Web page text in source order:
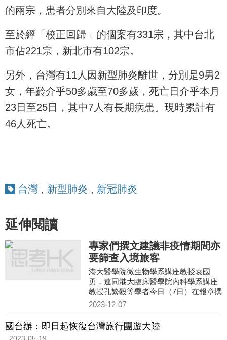
的兩宗，患者分別來自大陸及印度。
至於經「校正回歸」的個案有331宗，其中台北
市佔221宗，新北市有102宗。
另外，台灣有11人因新型肺炎離世，分別是9男2
女，年齡介乎50多歲至70多歲，死亡日介乎本月
23日至25日，其中7人有長期病患。現時累計有
46人死亡。
台灣 , 新型肺炎 , 新冠肺炎
延伸閱讀
專家們撰文建議非疫情期間亦
要篩查入境旅客
港大醫學院微生物學系講座教授袁國
勇，連同港大臨床醫學院內科學系講座
教授孔繁毅等學者今日（7日）在報章撰
文，就香港未來應對疫情提出建議，指
2023-12-07
國台辦：即日起恢復台灣旅行團遊大陸
2023-05-19